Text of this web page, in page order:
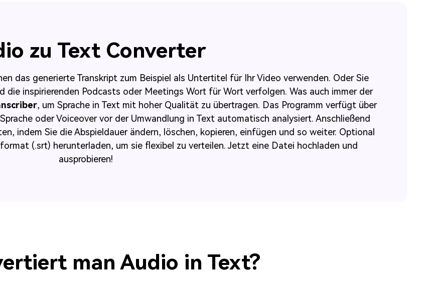
zu Text Converter
das generierte Transkript zum Beispiel als Untertitel für Ihr Video verwenden. Oder Sie
die inspirierenden Podcasts oder Meetings Wort für Wort verfolgen. Was auch immer der
, um Sprache in Text mit hoher Qualität zu übertragen. Das Programm verfügt über
oder Voiceover vor der Umwandlung in Text automatisch analysiert. Anschließend
indem Sie die Abspieldauer ändern, löschen, kopieren, einfügen und so weiter. Optional
(.srt) herunterladen, um sie flexibel zu verteilen. Jetzt eine Datei hochladen und
ausprobieren!
man Audio in Text?